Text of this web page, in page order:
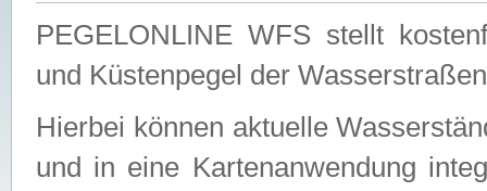
PEGELONLINE WFS stellt
und Küstenpegel der
Hierbei können aktuelle
und in eine Kartenanwendung